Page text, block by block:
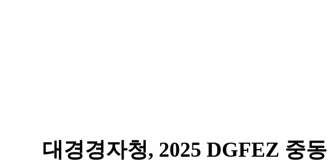
대경경자청, 2025 DGFEZ 중